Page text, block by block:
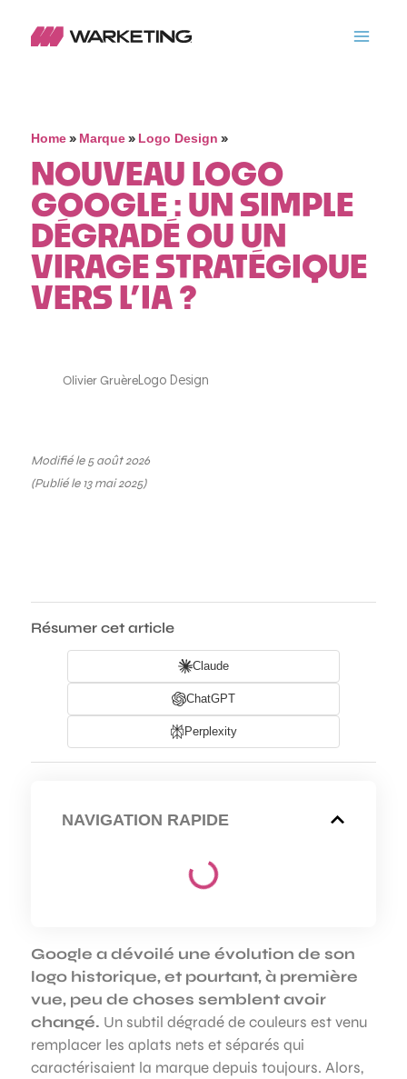
Home» Marque» Logo Design »
NOUVEAU LOGO
GOOGLE : UN SIMPLE
DÉGRADÉ OU UN
VIRAGE STRATÉGIQUE
VERS L’IA ?
Olivier GruèreLogo Design
Modifié le 5 août 2026
(Publié le 13 mai 2025)
Résumer cet article
Claude
ChatGPT
Perplexity
NAVIGATION RAPIDE
Google a dévoilé une évolution de son
logo historique, et pourtant, à première
vue, peu de choses semblent avoir
changé. Un subtil dégradé de couleurs est venu
remplacer les aplats nets et séparés qui
caractérisaient la marque depuis toujours. Alors,